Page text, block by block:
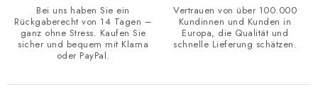
Bei uns haben Sie ein
Rückgaberecht von 14 Tagen –
ganz ohne Stress. Kaufen Sie
sicher und bequem mit Klarna
oder PayPal.
Vertrauen von über 100.000
Kundinnen und Kunden in
Europa, die Qualität und
schnelle Lieferung schätzen.